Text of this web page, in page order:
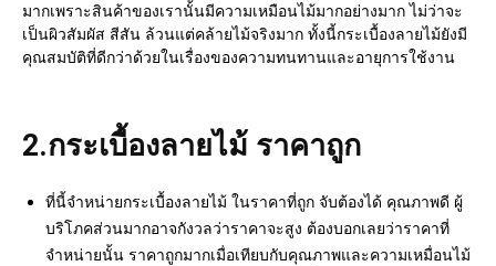
มากเพราะสินค้าของเรานั้นมีความเหมือนไม้มากอย่างมาก ไม่ว่าจะ
เป็นผิวสัมผัส สีสัน ล้วนแต่คล้ายไม้จริงมาก ทั้งนี้กระเบื้องลายไม้ยังมี
คุณสมบัติที่ดีกว่าด้วยในเรื่องของความทนทานและอายุการใช้งาน
2.กระเบื้องลายไม้ ราคาถูก
ที่นี้จำหน่ายกระเบื้องลายไม้ ในราคาที่ถูก จับต้องได้ คุณภาพดี ผู้
บริโภคส่วนมากอาจกังวลว่าราคาจะสูง ต้องบอกเลยว่าราคาที่
จำหน่ายนั้น ราคาถูกมากเมื่อเทียบกับคุณภาพและความเหมื่อนไม้